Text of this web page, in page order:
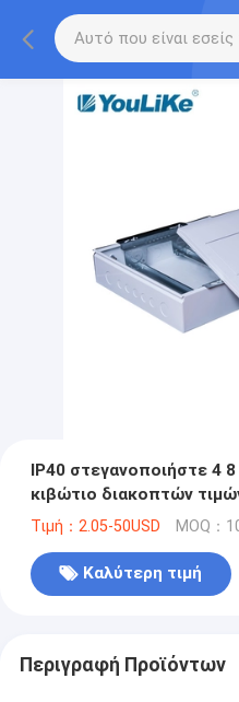
IP40 στεγανοποιήστε 4
κιβώτιο διακοπτών
32 τρόπων
Τιμή：2.05-50USD MOQ：
Καλύτερη τιμή
Περιγραφή Προϊόντων